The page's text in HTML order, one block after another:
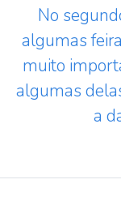
No
algumas
muito
algumas
a